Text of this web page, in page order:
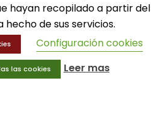
física
hayan recopilado a partir del
hecho de sus servicios.
Configuración cookies
las cookies Leer mas